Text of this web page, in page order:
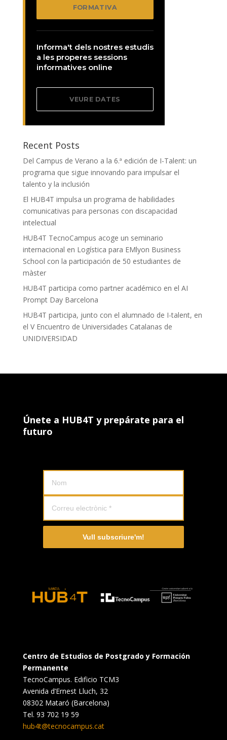
FORMATIVA
Informa't dels nostres estudis
a les properes sessions
informatives online
VEURE DATES
Recent Posts
Del Campus de Verano a la 6.ª edición de I-Talent: un
programa que sigue innovando para impulsar el
talento y la inclusión
El HUB4T impulsa un programa de habilidades
comunicativas para personas con discapacidad
intelectual
HUB4T TecnoCampus acoge un seminario
internacional en Logística para EMlyon Business
School con la participación de 50 estudiantes de
màster
HUB4T participa como partner académico en el AI
Prompt Day Barcelona
HUB4T participa, junto con el alumnado de I-talent, en
el V Encuentro de Universidades Catalanas de
UNIDIVERSIDAD
Únete a HUB4T y prepárate para el
futuro
Vull subscriure'm!
Centro de Estudios de Postgrado y Formación
Permanente
TecnoCampus. Edificio TCM3
Avenida d’Ernest Lluch, 32
08302 Mataró (Barcelona)
Tel. 93 702 19 59
hub4t@tecnocampus.cat